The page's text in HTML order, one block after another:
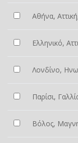
Αθήνα,
Ελληνικό,
Λονδίνο,
Παρίσι,
Βόλος,